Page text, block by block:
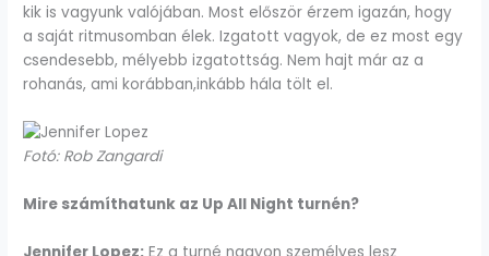
kik is vagyunk valójában. Most először érzem igazán, hogy
a saját ritmusomban élek. Izgatott vagyok, de ez most egy
csendesebb, mélyebb izgatottság. Nem hajt már az a
rohanás, ami korábban,inkább hála tölt el.
Fotó: Rob Zangardi
Mire számíthatunk az Up All Night turnén?